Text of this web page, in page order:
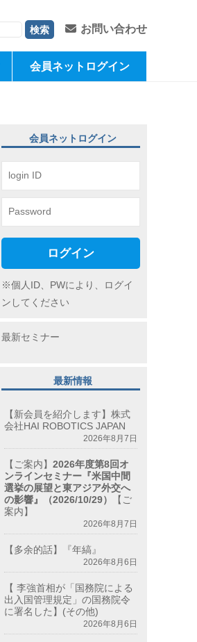
お問い合わせ
会員ネットログイン
会員ネットログイン
ログイン
※個人ID、PWにより、ログイ
ンしてください
最新セミナー
最新情報
【新会員を紹介します】株式
会社HAI ROBOTICS JAPAN
2026年8月7日
【ご案内】2026年度第8回オ
ンラインセミナー『米国中間
選挙の展望と東アジア外交へ
の影響』（2026/10/29）
【ご
案内】
2026年8月7日
【多余的話】『年縞』
2026年8月6日
【 李強首相が「国務院による
出入国管理規定」の国務院令
に署名した】(その他)
2026年8月6日